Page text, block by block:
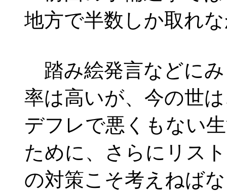
地方で半数しか取れ
踏み絵発言などにみ
率は高いが、今の世
デフレで悪くもない
ために、さらにリス
の対策こそ考えねば